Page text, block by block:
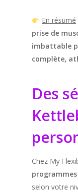
En résumé
prise de
imbattable
complète,
Des
Chez My
selon votre